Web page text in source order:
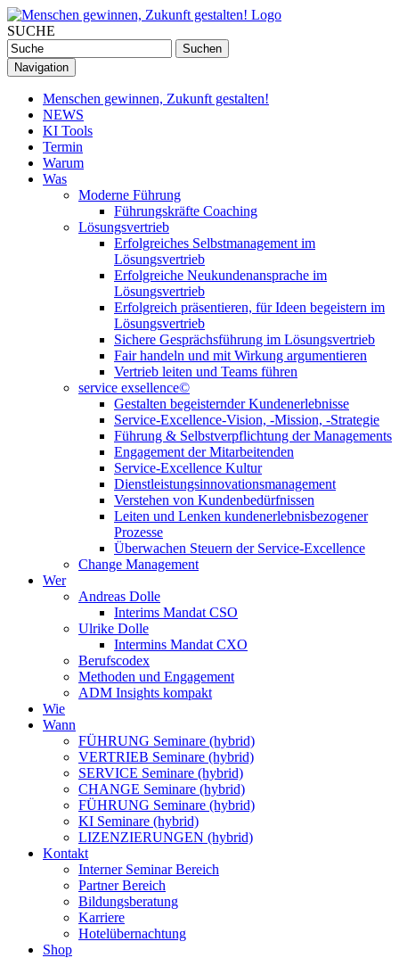
SUCHE
Navigation
Menschen gewinnen, Zukunft gestalten!
NEWS
KI Tools
Termin
Warum
Was
Moderne Führung
Führungskräfte Coaching
Lösungsvertrieb
Erfolgreiches Selbstmanagement im
Lösungsvertrieb
Erfolgreiche Neukundenansprache im
Lösungsvertrieb
Erfolgreich präsentieren, für Ideen begeistern im
Lösungsvertrieb
Sichere Gesprächsführung im Lösungsvertrieb
Fair handeln und mit Wirkung argumentieren
Vertrieb leiten und Teams führen
service exsellence©
Gestalten begeisternder Kundenerlebnisse
Service-Excellence-Vision, -Mission, -Strategie
Führung & Selbstverpflichtung der Managements
Engagement der Mitarbeitenden
Service-Excellence Kultur
Dienstleistungsinnovationsmanagement
Verstehen von Kundenbedürfnissen
Leiten und Lenken kundenerlebnisbezogener
Prozesse
Überwachen Steuern der Service-Excellence
Change Management
Wer
Andreas Dolle
Interims Mandat CSO
Ulrike Dolle
Intermins Mandat CXO
Berufscodex
Methoden und Engagement
ADM Insights kompakt
Wie
Wann
FÜHRUNG Seminare (hybrid)
VERTRIEB Seminare (hybrid)
SERVICE Seminare (hybrid)
CHANGE Seminare (hybrid)
FÜHRUNG Seminare (hybrid)
KI Seminare (hybrid)
LIZENZIERUNGEN (hybrid)
Kontakt
Interner Seminar Bereich
Partner Bereich
Bildungsberatung
Karriere
Hotelübernachtung
Shop